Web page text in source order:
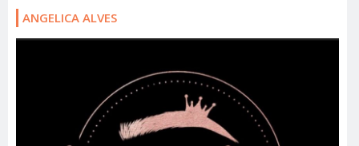
ANGELICA ALVES